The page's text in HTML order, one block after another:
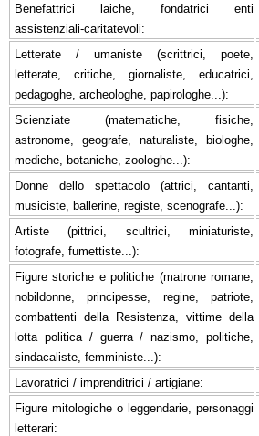
Benefattrici laiche, fondatrici enti
assistenziali-caritatevoli:
Letterate / umaniste (scrittrici, poete,
letterate, critiche, giornaliste, educatrici,
pedagoghe, archeologhe, papirologhe...):
Scienziate (matematiche, fisiche,
astronome, geografe, naturaliste, biologhe,
mediche, botaniche, zoologhe...):
Donne dello spettacolo (attrici, cantanti,
musiciste, ballerine, registe, scenografe...):
Artiste (pittrici, scultrici, miniaturiste,
fotografe, fumettiste...):
Figure storiche e politiche (matrone romane,
nobildonne, principesse, regine, patriote,
combattenti della Resistenza, vittime della
lotta politica / guerra / nazismo, politiche,
sindacaliste, femministe...):
Lavoratrici / imprenditrici / artigiane:
Figure mitologiche o leggendarie, personaggi
letterari: